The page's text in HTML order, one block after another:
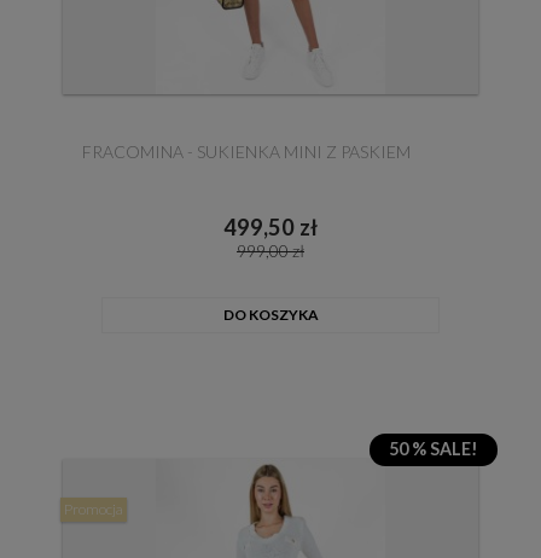
FRACOMINA - SUKIENKA MINI Z PASKIEM
499,50 zł
999,00 zł
DO KOSZYKA
50 % SALE!
Promocja